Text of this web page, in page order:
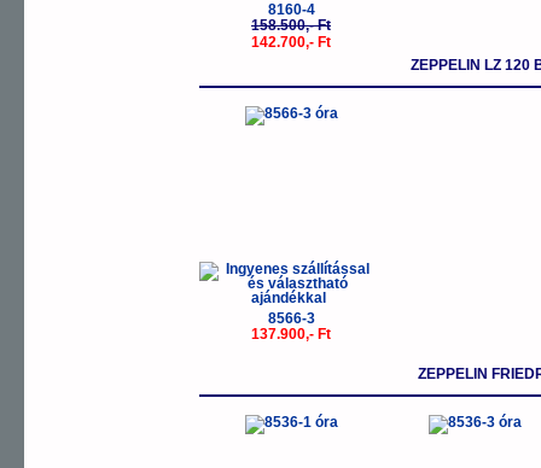
8160-4
158.500,- Ft
142.700,- Ft
ZEPPELIN LZ 120
8566-3
137.900,- Ft
ZEPPELIN